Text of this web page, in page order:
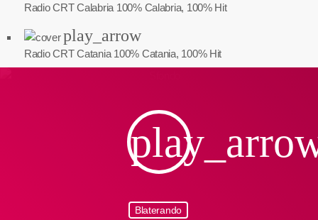
Radio CRT Calabria 100% Calabria, 100% Hit
play_arrow
Radio CRT Catania 100% Catania, 100% Hit
Blaterando